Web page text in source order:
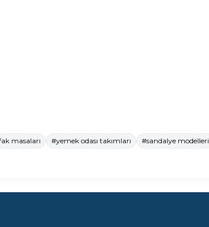
masaları #yemek odası takımları #sandalye modelleri